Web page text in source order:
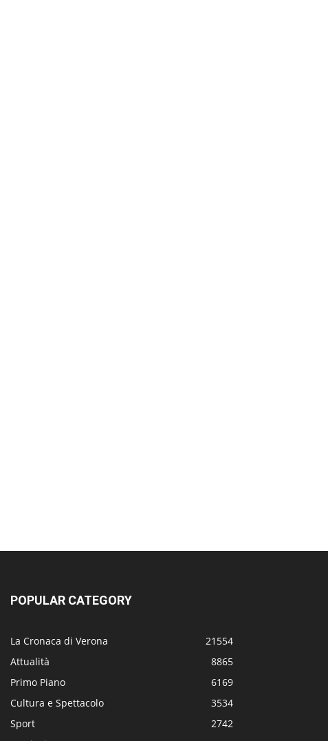
POPULAR CATEGORY
La Cronaca di Verona
21554
Attualità
8865
Primo Piano
6169
Cultura e Spettacolo
3534
Sport
2742